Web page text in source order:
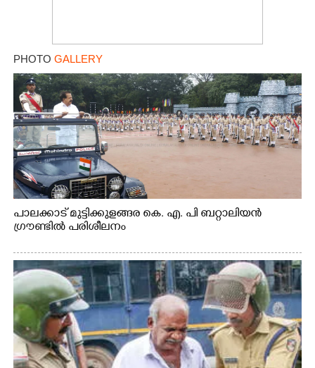
PHOTO GALLERY
പാലക്കാട് മുട്ടിക്കുളങ്ങര കെ. എ. പി ബറ്റാലിയൻ
ഗ്രൗണ്ടിൽ പരിശീലനം